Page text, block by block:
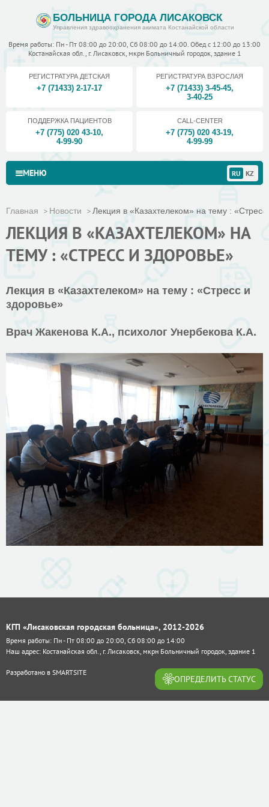
БОЛЬНИЦА ГОРОДА ЛИСАКОВСК
Управления здравоохранения акимата Костанайской области
Время работы: Пн - Пт 08:00 до 20:00, Сб 08:00 до 14:00. Обед с 12:00 до 13:00
Костанайская обл., г. Лисаковск, мкрн Больничный городок, здание 1
РЕГИСТРАТУРА ДЕТСКАЯ
+7 (71433) 2-17-17
РЕГИСТРАТУРА ВЗРОСЛАЯ
+7 (71433) 3-45-45,
3-40-25
ПОДДЕРЖКА ПАЦИЕНТОВ
+7 (775) 020 43-10,
4-99-90
CALL-CENTER
+7 (775) 020 43-19,
4-99-99
МЕНЮ RU KZ
Главная Новости Лекция в «Казахтелеком» на тему : «Стресс
ЛЕКЦИЯ В «КАЗАХТЕЛЕКОМ» НА
ТЕМУ : «СТРЕСС И ЗДОРОВЬЕ»
Лекция в «Казахтелеком» на тему : «Стресс и
здоровье»
Врач Жакенова К.А., психолог Унербекова К.А.
КГП «Лисаковская городская больница», 2012-2026
Время работы: Пн - Пт 08:00 до 20:00, Сб 08:00 до 14:00
Наш адрес: Костанайская обл., г. Лисаковск, мкрн Больничный городок, здание 1
Разработано в SMARTSITE
ОПРЕДЕЛИТЬ СТАТУС